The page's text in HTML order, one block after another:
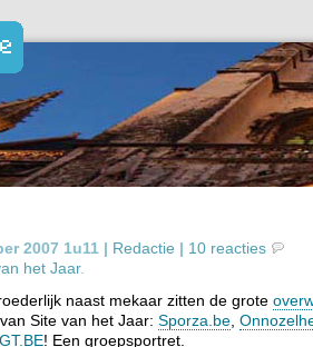
2007 1u11 | Redactie | 10 reacties
het Jaar.
naast mekaar zitten de grote
Site van het Jaar: Sporza.be
! Een groepsportret.